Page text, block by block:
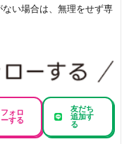
い場合は、無理をせず専
フォロ
ーする
友だち
追加す
る